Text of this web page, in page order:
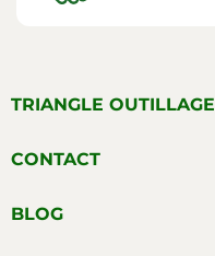
TRIANGLE OUTILLAGE
CONTACT
BLOG